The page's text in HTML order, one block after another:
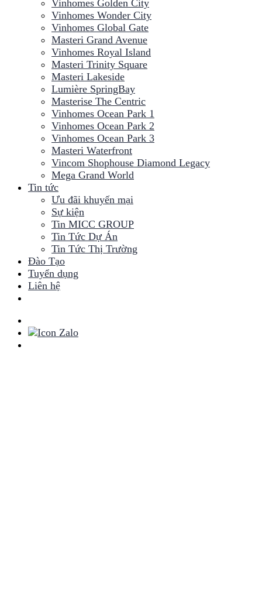
Vinhomes Golden City
Vinhomes Wonder City
Vinhomes Global Gate
Masteri Grand Avenue
Vinhomes Royal Island
Masteri Trinity Square
Masteri Lakeside
Lumière SpringBay
Masterise The Centric
Vinhomes Ocean Park 1
Vinhomes Ocean Park 2
Vinhomes Ocean Park 3
Masteri Waterfront
Vincom Shophouse Diamond Legacy
Mega Grand World
Tin tức
Ưu đãi khuyến mại
Sự kiện
Tin MICC GROUP
Tin Tức Dự Án
Tin Tức Thị Trường
Đào Tạo
Tuyển dụng
Liên hệ